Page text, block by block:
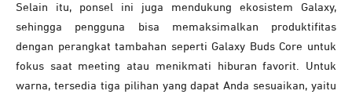
Selain itu, ponsel ini juga mendukung ekosistem Galaxy,
sehingga pengguna bisa memaksimalkan produktifitas
dengan perangkat tambahan seperti Galaxy Buds Core untuk
fokus saat meeting atau menikmati hiburan favorit. Untuk
warna, tersedia tiga pilihan yang dapat Anda sesuaikan, yaitu